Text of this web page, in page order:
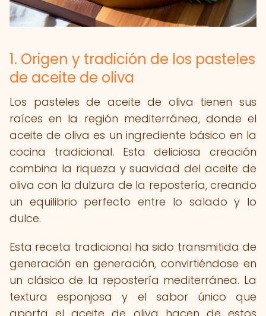
1. Origen y tradición de los pasteles
de aceite de oliva
Los pasteles de aceite de oliva tienen sus
raíces en la región mediterránea, donde el
aceite de oliva es un ingrediente básico en la
cocina tradicional. Esta deliciosa creación
combina la riqueza y suavidad del aceite de
oliva con la dulzura de la repostería, creando
un equilibrio perfecto entre lo salado y lo
dulce.
Esta receta tradicional ha sido transmitida de
generación en generación, convirtiéndose en
un clásico de la repostería mediterránea. La
textura esponjosa y el sabor único que